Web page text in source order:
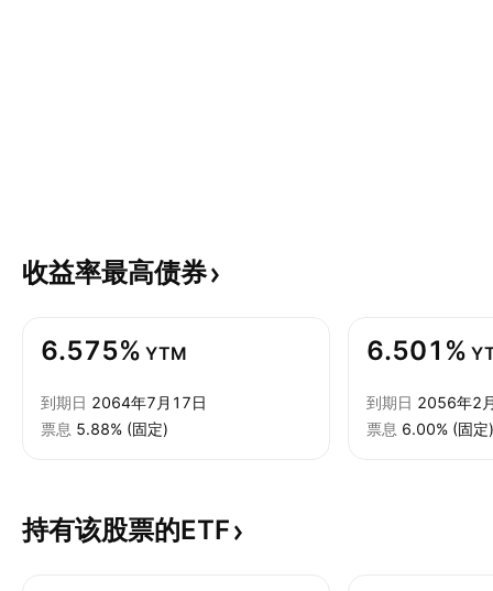
收益率最高债券
6.575% YTM
到期日 2064年7月17日
票息 5.88% (固定)
6.501%
到期日 2056年2
票息 6.00% (固定)
持有该股票的ETF